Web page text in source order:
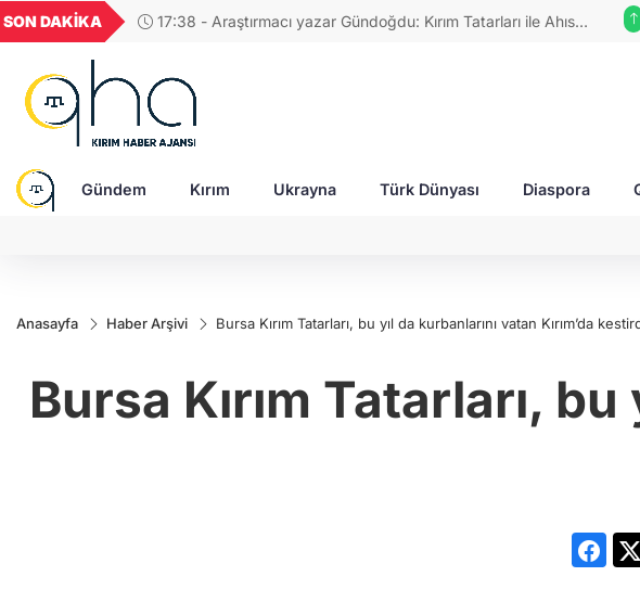
SON DAKİKA
17:38 - Araştırmacı yazar Gündoğdu: Kırım Tatarları ile Ahıska
GEL
18,2380
16,2329
27,9743
0,0018
6.509,15
Gündem Kırım Ukrayna Türk Dünyası Diaspora
Anasayfa Haber Arşivi Bursa Kırım Tatarları, bu yıl da kurbanlarını vatan Kırım’da
Bursa Kırım Tatarları, bu